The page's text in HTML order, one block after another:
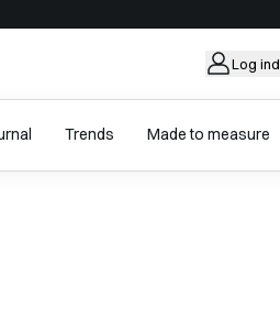
Log ind
Trends Made to measure